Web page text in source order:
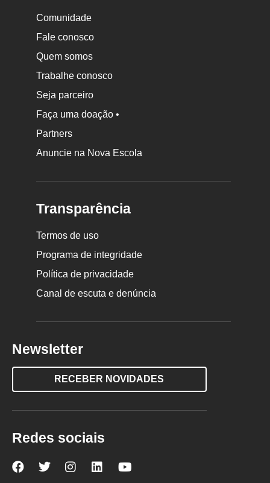
Comunidade
Fale conosco
Quem somos
Trabalhe conosco
Seja parceiro
Faça uma doação •
Partners
Anuncie na Nova Escola
Transparência
Termos de uso
Programa de integridade
Política de privacidade
Canal de escuta e denúncia
Newsletter
RECEBER NOVIDADES
Redes sociais
NovaNova Nova Nova